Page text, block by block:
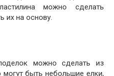
можно сделать
их на основу.
можно сделать из
быть небольшие елки,